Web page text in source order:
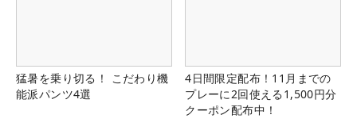
猛暑を乗り切る！ こだわり機
能派パンツ4選
4日間限定配布！11月までの
プレーに2回使える1,500円分
クーポン配布中！